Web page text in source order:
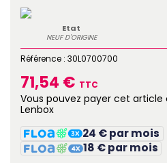
Etat
NEUF D'ORIGINE
Référence : 30L0700700
71,54 € TTC
Vous pouvez payer cet article
Lenbox
24 € par mois
18 € par mois